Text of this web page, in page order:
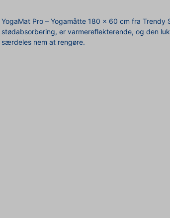
YogaMat Pro – Yogamåtte 180 x 60 cm fra Trendy
stødabsorbering, er varmereflekterende, og den
særdeles nem at rengøre.